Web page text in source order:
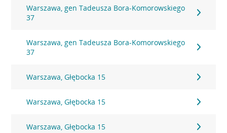
Warszawa, gen Tadeusza Bora-Komorowskiego
37
Warszawa, gen Tadeusza Bora-Komorowskiego
37
Warszawa, Głębocka 15
Warszawa, Głębocka 15
Warszawa, Głębocka 15